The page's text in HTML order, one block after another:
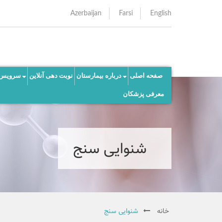
English
Farsi
Azerbaijan
صفحه اصلی درباره بیمارستان نوبت دهی آنلاین سرویس
معرفی پزشکان
شنوایی سنج
خانه شنوایی سنج